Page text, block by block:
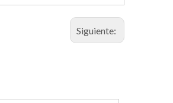
Siguiente: